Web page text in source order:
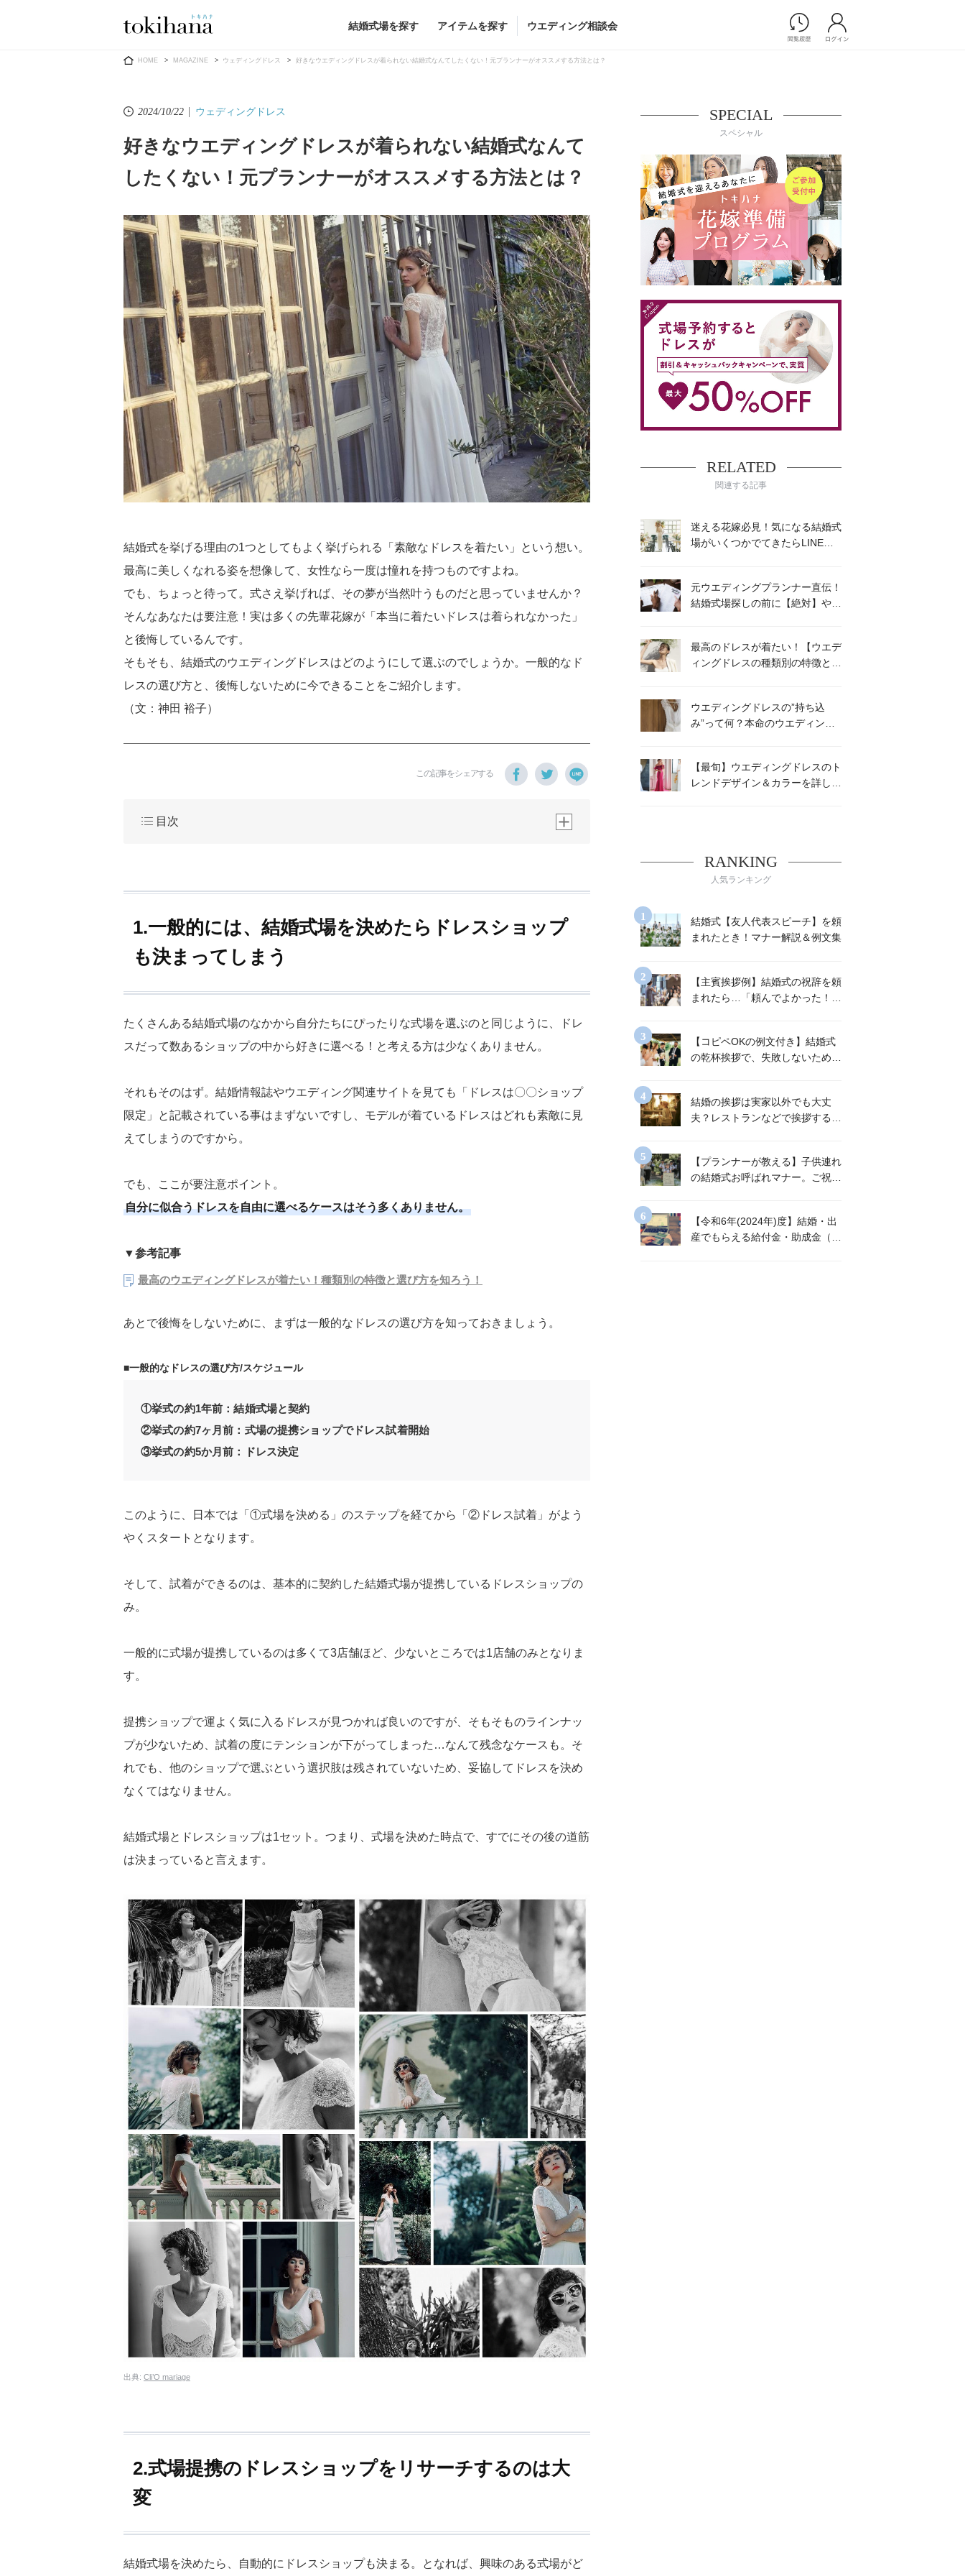
結婚式場を探す アイテムを探す
Ring
結婚指輪
指輪ショップ一覧
Dress
ウエディングドレス
ウエディングドレス
（メーカー直
カラードレス
カラードレス （メーカー直送）
和装
メンズ
メンズ （メーカー直送）
小物
すべてのアイテム
ドレスショップ一覧
Flower
会場装花
フラワーショップ一覧
Beauty
ヘア&メイクショップ一覧
ブライダルエステショップ一覧
フォトウエディング/前撮りショ
ップ一覧
スナップ写真ショップ一覧
Movie
演出映像
ムービーショップ一覧
ウエディング相談会
HOME MAGAZINE ウェディングドレス 好きなウエディングドレスが着られない結婚式なんてしたくない！元プランナーがオススメする方法とは？
2024/10/22 ウェディングドレス
好きなウエディングドレスが着られない結婚式なんて
したくない！元プランナーがオススメする方法とは？
結婚式を挙げる理由の1つとしてもよく挙げられる「素敵なドレスを着たい」という想い。
最高に美しくなれる姿を想像して、女性なら一度は憧れを持つものですよね。
でも、ちょっと待って。式さえ挙げれば、その夢が当然叶うものだと思っていませんか？
そんなあなたは要注意！実は多くの先輩花嫁が「本当に着たいドレスは着られなかった」
と後悔しているんです。
そもそも、結婚式のウエディングドレスはどのようにして選ぶのでしょうか。一般的なド
レスの選び方と、後悔しないために今できることをご紹介します。
（文：神田 裕子）
この記事をシェアする
目次
1.一般的には、結婚式場を決めたらドレスショップ
も決まってしまう
たくさんある結婚式場のなかから自分たちにぴったりな式場を選ぶのと同じように、ドレ
スだって数あるショップの中から好きに選べる！と考える方は少なくありません。
それもそのはず。結婚情報誌やウエディング関連サイトを見ても「ドレスは〇〇ショップ
限定」と記載されている事はまずないですし、モデルが着ているドレスはどれも素敵に見
えてしまうのですから。
でも、ここが要注意ポイント。
自分に似合うドレスを自由に選べるケースはそう多くありません。
▼参考記事
最高のウエディングドレスが着たい！種類別の特徴と選び方を知ろう！
あとで後悔をしないために、まずは一般的なドレスの選び方を知っておきましょう。
■一般的なドレスの選び方/スケジュール
①挙式の約1年前：結婚式場と契約
②挙式の約7ヶ月前：式場の提携ショップでドレス試着開始
③挙式の約5か月前：ドレス決定
このように、日本では「①式場を決める」のステップを経てから「②ドレス試着」がよう
やくスタートとなります。
そして、試着ができるのは、基本的に契約した結婚式場が提携しているドレスショップの
み。
一般的に式場が提携しているのは多くて3店舗ほど、少ないところでは1店舗のみとなりま
す。
提携ショップで運よく気に入るドレスが見つかれば良いのですが、そもそものラインナッ
プが少ないため、試着の度にテンションが下がってしまった…なんて残念なケースも。そ
れでも、他のショップで選ぶという選択肢は残されていないため、妥協してドレスを決め
なくてはなりません。
結婚式場とドレスショップは1セット。つまり、式場を決めた時点で、すでにその後の道筋
は決まっていると言えます。
出典: Cli’O mariage
2.式場提携のドレスショップをリサーチするのは大
変
結婚式場を決めたら、自動的にドレスショップも決まる。となれば、興味のある式場がど
SPECIAL
スペシャル
RELATED
関連する記事
迷える花嫁必見！気になる結婚式
場がいくつかでてきたらLINEで
元ウエディングプランナー直伝！
結婚式場探しの前に【絶対】やる
最高のドレスが着たい！【ウエデ
ィングドレスの種類別の特徴と選
ウエディングドレスの”持ち込
み”って何？本命のウエディング
【最旬】ウエディングドレスのト
レンドデザイン＆カラーを詳しく
RANKING
人気ランキング
結婚式【友人代表スピーチ】を頼
まれたとき！マナー解説＆例文集
【主賓挨拶例】結婚式の祝辞を頼
まれたら…「頼んでよかった！」
【コピペOKの例文付き】結婚式
の乾杯挨拶で、失敗しないために
結婚の挨拶は実家以外でも大丈
夫？レストランなどで挨拶する場
【プランナーが教える】子供連れ
の結婚式お呼ばれマナー。ご祝儀
【令和6年(2024年)度】結婚・出
産でもらえる給付金・助成金（東